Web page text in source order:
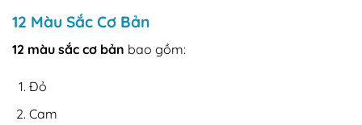
12 Màu Sắc Cơ Bản
12 màu sắc cơ bản bao gồm:
Đỏ
Cam